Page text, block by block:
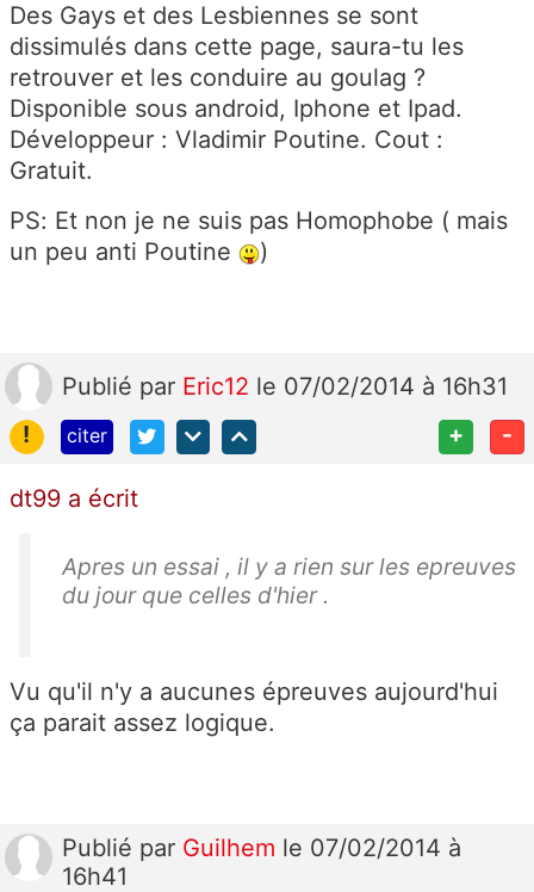
Des Gays et des Lesbiennes se sont
dissimulés dans cette page, saura-tu les
retrouver et les conduire au goulag ?
Disponible sous android, Iphone et Ipad.
Développeur : Vladimir Poutine. Cout :
Gratuit.
PS: Et non je ne suis pas Homophobe ( mais
un peu anti Poutine
)
Publié par Eric12 le 07/02/2014 à 16h31
!
citer + -
dt99 a écrit
Apres un essai , il y a rien sur les epreuves
du jour que celles d'hier .
Vu qu'il n'y a aucunes épreuves aujourd'hui
ça parait assez logique.
Publié par Guilhem le 07/02/2014 à
16h41